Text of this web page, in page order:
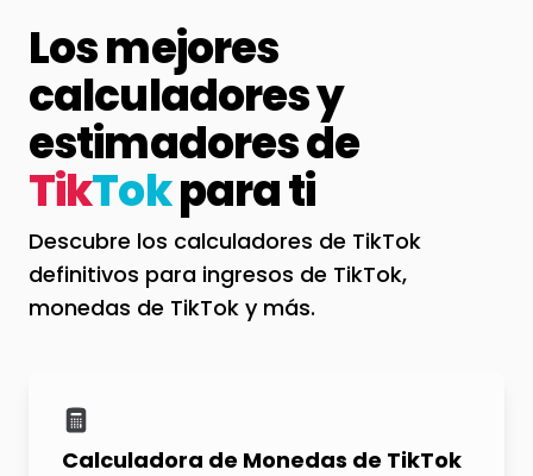
Los mejores
calculadores y
estimadores de
TikTokpara ti
Descubre los calculadores de TikTok
definitivos para ingresos de TikTok,
monedas de TikTok y más.
Calculadora de Monedas de TikTok